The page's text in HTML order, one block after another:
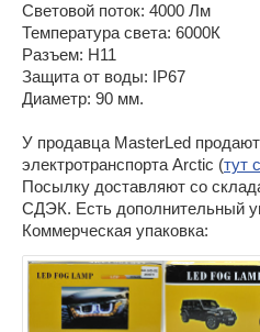
Световой поток: 4000 Лм
Температура света: 6000К
Разъем: H11
Защита от воды: IP67
Диаметр: 90 мм.
У продавца MasterLed
электротранспорта Arctic (тут
Посылку доставляют со
СДЭК. Есть дополнительный
Коммерческая упаковка: